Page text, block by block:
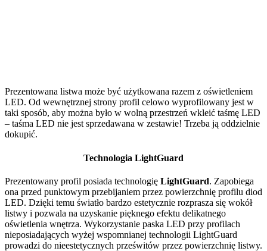
Prezentowana listwa może być użytkowana razem z oświetleniem
LED. Od wewnętrznej strony profil celowo wyprofilowany jest w
taki sposób, aby można było w wolną przestrzeń wkleić taśmę LED
– taśma LED nie jest sprzedawana w zestawie! Trzeba ją oddzielnie
dokupić.
Technologia LightGuard
Prezentowany profil posiada technologię LightGuard. Zapobiega
ona przed punktowym przebijaniem przez powierzchnię profilu diod
LED. Dzięki temu światło bardzo estetycznie rozprasza się wokół
listwy i pozwala na uzyskanie pięknego efektu delikatnego
oświetlenia wnętrza. Wykorzystanie paska LED przy profilach
nieposiadających wyżej wspomnianej technologii LightGuard
prowadzi do nieestetycznych prześwitów przez powierzchnię listwy.